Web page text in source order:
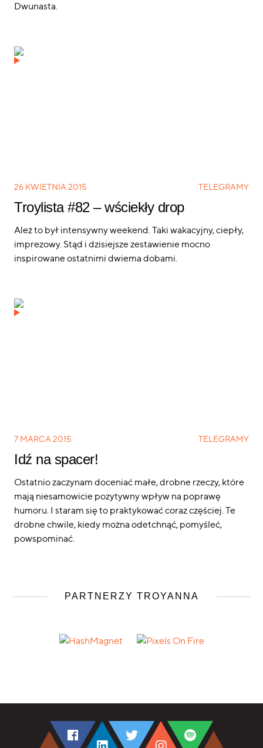
Dwunasta.
26 KWIETNIA 2015 TELEGRAMY
Troylista #82 – wściekły drop
Ależ to był intensywny weekend. Taki wakacyjny, ciepły,
imprezowy. Stąd i dzisiejsze zestawienie mocno
inspirowane ostatnimi dwiema dobami.
7 MARCA 2015 TELEGRAMY
Idź na spacer!
Ostatnio zaczynam doceniać małe, drobne rzeczy, które
mają niesamowicie pozytywny wpływ na poprawę
humoru. I staram się to praktykować coraz częściej. Te
drobne chwile, kiedy można odetchnąć, pomyśleć,
powspominać.
PARTNERZY TROYANNA